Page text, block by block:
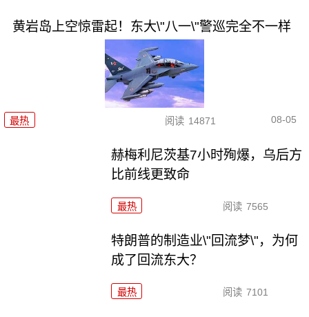
黄岩岛上空惊雷起！东大\"八一\"警巡完全不一样
最热 阅读 14871 08-05
赫梅利尼茨基7小时殉爆，乌后方
比前线更致命
最热 阅读 7565
特朗普的制造业\"回流梦\"，为何
成了回流东大？
最热 阅读 7101